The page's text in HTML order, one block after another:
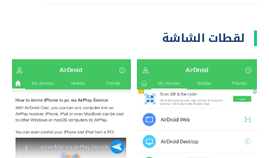
لقطات الشاشة